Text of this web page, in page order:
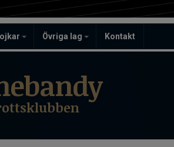
Övriga lag Kontakt